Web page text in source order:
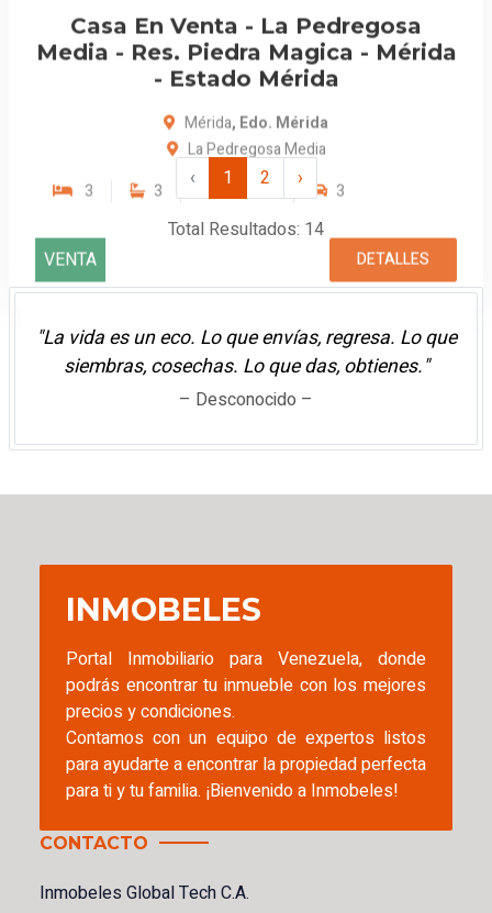
3
164 m² 3
‹ 1 2
›
Total Resultados: 14
"La vida es un eco. Lo que envías, regresa. Lo que
siembras, cosechas. Lo que das, obtienes."
– Desconocido –
INMOBELES
Portal Inmobiliario para Venezuela, donde
podrás encontrar tu inmueble con los mejores
precios y condiciones.
Contamos con un equipo de expertos listos
para ayudarte a encontrar la propiedad perfecta
para ti y tu familia. ¡Bienvenido a Inmobeles!
CONTACTO
Inmobeles Global Tech C.A.